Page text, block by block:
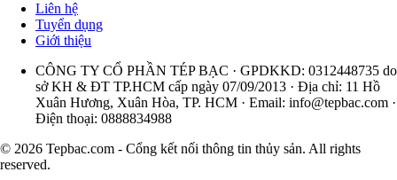
Liên hệ
Tuyển dụng
Giới thiệu
CÔNG TY CỔ PHẦN TÉP BẠC · GPDKKD: 0312448735 do
sở KH & ĐT TP.HCM cấp ngày 07/09/2013 · Địa chỉ: 11 Hồ
Xuân Hương, Xuân Hòa, TP. HCM · Email: info@tepbac.com ·
Điện thoại: 0888834988
© 2026 Tepbac.com - Cổng kết nối thông tin thủy sản. All rights
reserved.